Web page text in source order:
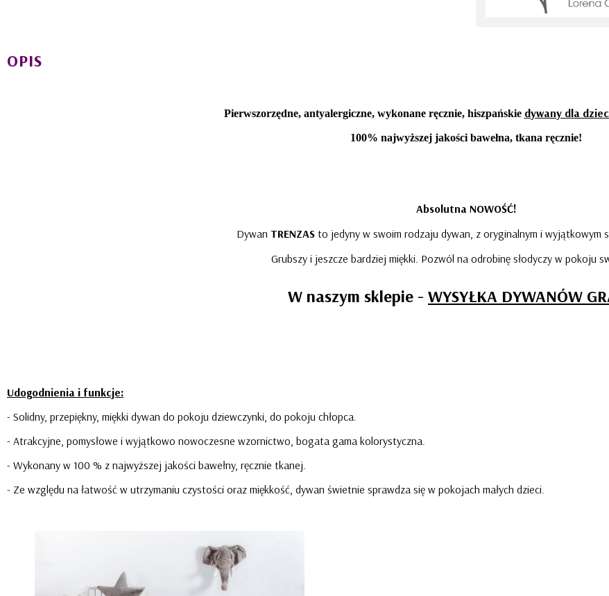
OPIS
Pierwszorzędne, antyalergiczne, wykonane ręcznie, hiszpańskie dywany dla
100% najwyższej jakości bawełna, tkana ręcznie!
Absolutna NOWOŚĆ!
Dywan TRENZASto jedyny w swoim rodzaju dywan, z oryginalnym i wyjątkowym
Grubszy i jeszcze bardziej miękki. Pozwól na odrobinę słodyczy w pokoju
W naszym sklepie - WYSYŁKA DYWANÓW
Udogodnienia i funkcje:
- Solidny, przepiękny, miękki dywan do pokoju dziewczynki, do pokoju chłopca.
- Atrakcyjne, pomysłowe i wyjątkowo nowoczesne wzornictwo, bogata gama kolorystyczna.
- Wykonany w 100 % z najwyższej jakości bawełny, ręcznie tkanej.
- Ze względu na łatwość w utrzymaniu czystości oraz miękkość, dywan świetnie sprawdza się w pokojach małych dzieci.